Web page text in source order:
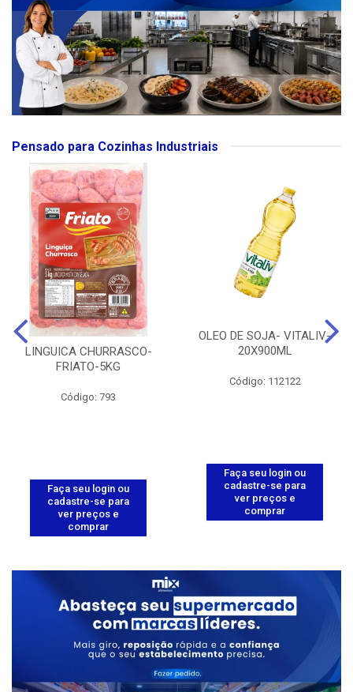
Pensado para Cozinhas Industriais
LINGUICA CHURRASCO-
FRIATO-5KG
Código: 793
Faça seu login ou
cadastre-se para
ver preços e
comprar
OLEO DE SOJA- VITALIV-
20X900ML
Código: 112122
Faça seu login ou
cadastre-se para
ver preços e
comprar